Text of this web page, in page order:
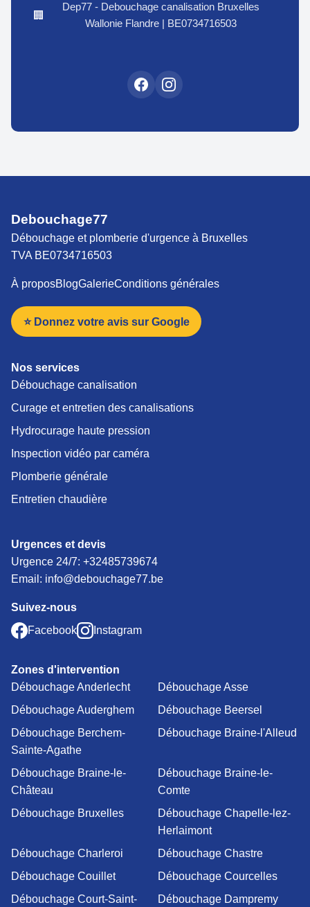
🏢
Dep77 - Debouchage canalisation Bruxelles
Wallonie Flandre | BE0734716503
Debouchage77
Débouchage et plomberie d'urgence à Bruxelles
TVA BE0734716503
À proposBlogGalerieConditions générales
⭐ Donnez votre avis sur Google
Nos services
Débouchage canalisation
Curage et entretien des canalisations
Hydrocurage haute pression
Inspection vidéo par caméra
Plomberie générale
Entretien chaudière
Urgences et devis
Urgence 24/7: +32485739674
Email: info@debouchage77.be
Suivez-nous
Facebook
Instagram
Zones d'intervention
Débouchage Anderlecht
Débouchage Asse
Débouchage Auderghem
Débouchage Beersel
Débouchage Berchem-
Sainte-Agathe
Débouchage Braine-l'Alleud
Débouchage Braine-le-
Château
Débouchage Braine-le-
Comte
Débouchage Bruxelles
Débouchage Chapelle-lez-
Herlaimont
Débouchage Charleroi
Débouchage Chastre
Débouchage Couillet
Débouchage Courcelles
Débouchage Court-Saint-
Débouchage Dampremy